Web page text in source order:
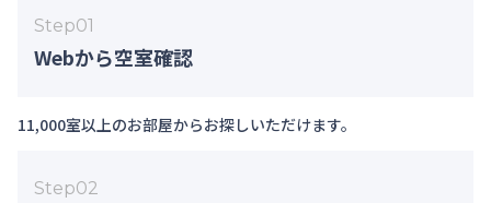
Step01
Webから空室確認
11,000室以上のお部屋からお探しいただけます。
Step02